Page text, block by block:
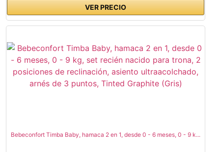
VER PRECIO
Bebeconfort Timba Baby, hamaca 2 en 1, desde 0 - 6 meses, 0 - 9 k...